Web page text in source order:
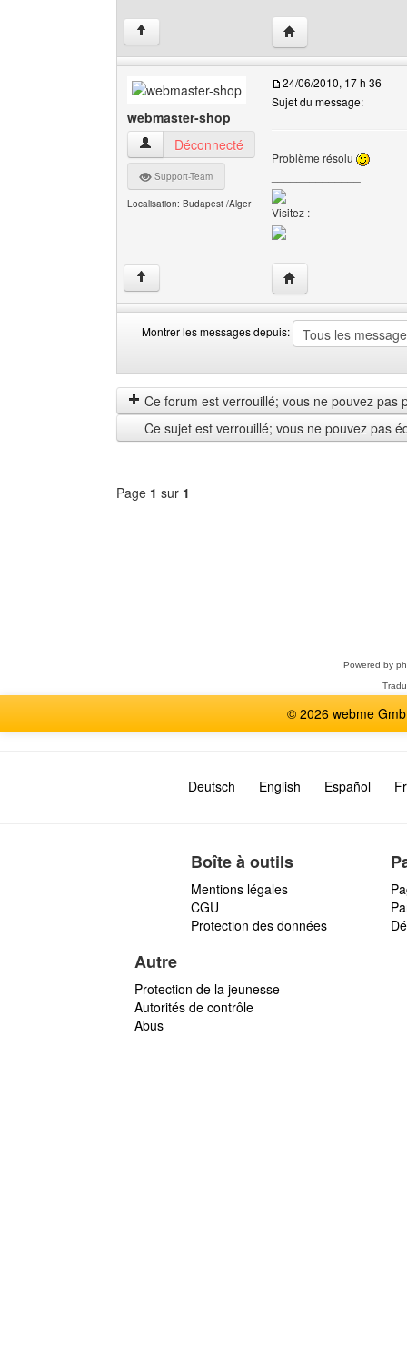
↑ Visiter le site web
webmaster-shop
webmaster-shop Voir le profil de l'utilisateur
Déconnecté
Support-Team
Localisation: Budapest /Alger
24/06/2010, 17 h 36
Sujet du message:
Problème résolu
Visitez :
↑ Visiter le site web
Montrer les messages depuis:
les
messages
depuis
by
Ce forum est verrouillé; vous ne pouvez pas
Ce sujet est verrouillé; vous ne pouvez pas
Page 1 sur 1
Powered by
© 2026 webme
Deutsch English Español
Boîte à outils
Mentions légales
CGU
Protection des données
Autre
Protection de la jeunesse
Autorités de contrôle
Abus